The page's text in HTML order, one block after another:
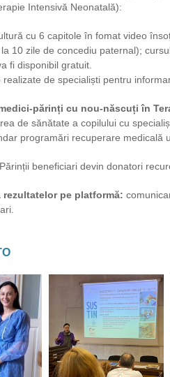
Intensivă Neonatală):
cu 6 capitole în fomat video
10 zile de concediu paternal);
fi disponibil gratuit.
de specialiști pentru
părinți cu nou-născuți în
de sănătate a copilului cu
programări recuperare medicală
Părinții beneficiari devin donatori
rezultatelor pe platformă: